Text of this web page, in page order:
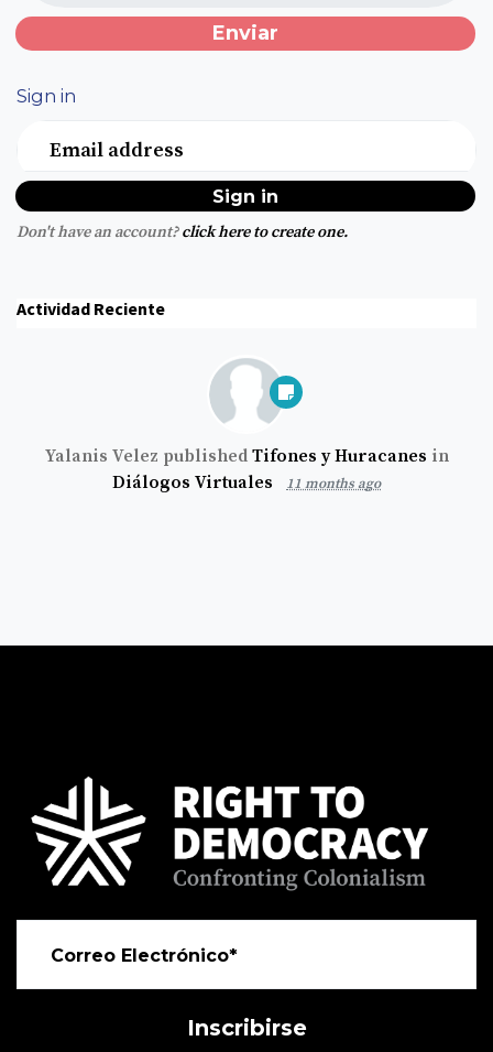
Sign in
Email address
Don't have an account? click here to create one.
Actividad Reciente
Yalanis Velez published Tifones y Huracanes in
Diálogos Virtuales
11 months ago
Correo Electrónico*